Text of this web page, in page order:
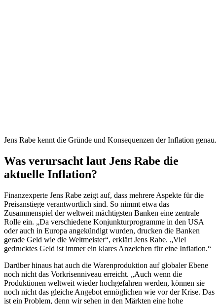
Jens Rabe kennt die Gründe und Konsequenzen der Inflation genau.
Was verursacht laut Jens Rabe die
aktuelle Inflation?
Finanzexperte Jens Rabe zeigt auf, dass mehrere Aspekte für die
Preisanstiege verantwortlich sind. So nimmt etwa das
Zusammenspiel der weltweit mächtigsten Banken eine zentrale
Rolle ein. „Da verschiedene Konjunkturprogramme in den USA
oder auch in Europa angekündigt wurden, drucken die Banken
gerade Geld wie die Weltmeister“, erklärt Jens Rabe. „Viel
gedrucktes Geld ist immer ein klares Anzeichen für eine Inflation.“
Darüber hinaus hat auch die Warenproduktion auf globaler Ebene
noch nicht das Vorkrisenniveau erreicht. „Auch wenn die
Produktionen weltweit wieder hochgefahren werden, können sie
noch nicht das gleiche Angebot ermöglichen wie vor der Krise. Das
ist ein Problem, denn wir sehen in den Märkten eine hohe